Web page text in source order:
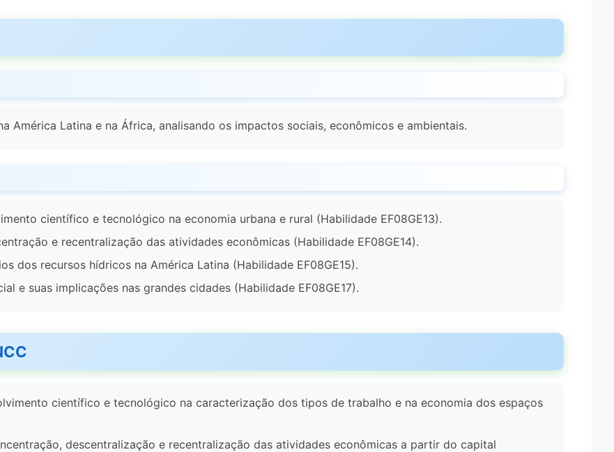
América Latina e na África, analisando os impactos sociais, econômicos e ambientais.
científico e tecnológico na economia urbana e rural (Habilidade EF08GE13).
e recentralização das atividades econômicas (Habilidade EF08GE14).
dos recursos hídricos na América Latina (Habilidade EF08GE15).
e suas implicações nas grandes cidades (Habilidade EF08GE17).
científico e tecnológico na caracterização dos tipos de trabalho e na economia dos espaços
descentralização e recentralização das atividades econômicas a partir do capital